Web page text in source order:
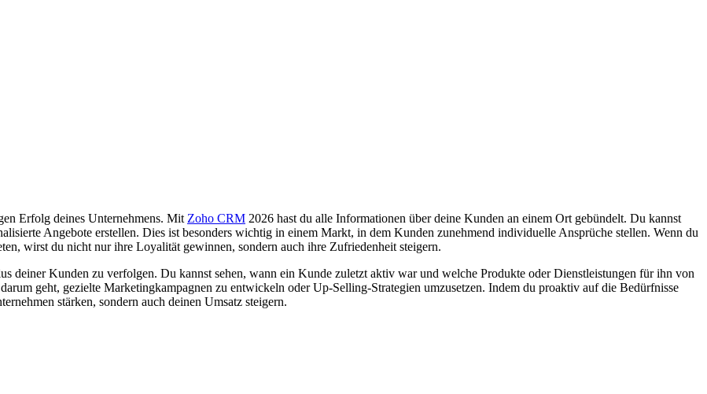
Erfolg deines Unternehmens. Mit Zoho CRM 2026 hast du alle Informationen über deine Kunden an einem Ort gebündelt. Du kannst
Angebote erstellen. Dies ist besonders wichtig in einem Markt, in dem Kunden zunehmend individuelle Ansprüche stellen. Wenn du
wirst du nicht nur ihre Loyalität gewinnen, sondern auch ihre Zufriedenheit steigern.
deiner Kunden zu verfolgen. Du kannst sehen, wann ein Kunde zuletzt aktiv war und welche Produkte oder Dienstleistungen für ihn von
geht, gezielte Marketingkampagnen zu entwickeln oder Up-Selling-Strategien umzusetzen. Indem du proaktiv auf die Bedürfnisse
stärken, sondern auch deinen Umsatz steigern.